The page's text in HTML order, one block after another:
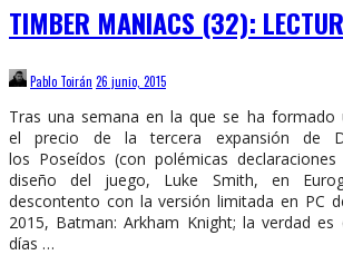
TIMBER MANIACS (32):
Pablo Toirán 26 junio, 2015
Tras una semana en la que se ha formado
el precio de la tercera expansión de
los Poseídos (con polémicas
diseño del juego, Luke Smith, en
descontento con la versión limitada en PC
2015, Batman: Arkham Knight; la verdad es
días …